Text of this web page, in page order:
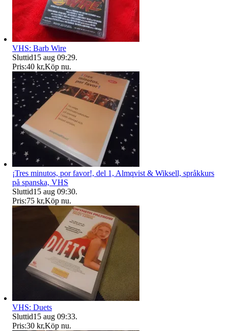
VHS: Barb Wire
Sluttid15 aug 09:29.
Pris:40 kr,Köp nu.
¡Tres minutos, por favor!, del 1, Almqvist & Wiksell, språkkurs
på spanska, VHS
Sluttid15 aug 09:30.
Pris:75 kr,Köp nu.
VHS: Duets
Sluttid15 aug 09:33.
Pris:30 kr,Köp nu.